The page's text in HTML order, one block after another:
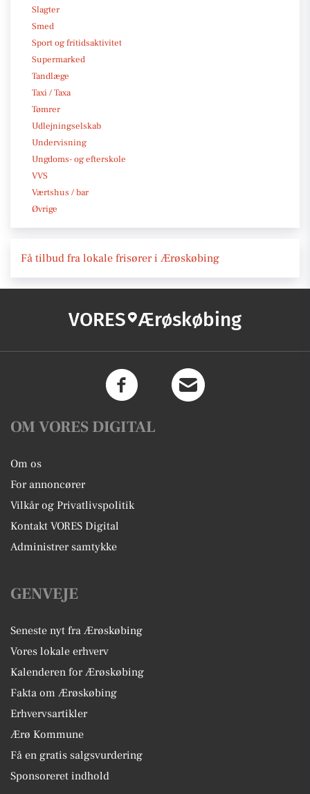
Slagter
Smed
Sport og fritidsaktivitet
Supermarked
Tandlæge
Taxi / Taxa
Tømrer
Udlejningselskab
Undervisning
Ungdoms- og efterskole
VVS
Værtshus / bar
Øvrige
Få tilbud fra lokale frisører i Ærøskøbing
VORES Ærøskøbing
OM VORES DIGITAL
Om os
For annoncører
Vilkår og Privatlivspolitik
Kontakt VORES Digital
Administrer samtykke
GENVEJE
Seneste nyt fra Ærøskøbing
Vores lokale erhverv
Kalenderen for Ærøskøbing
Fakta om Ærøskøbing
Erhvervsartikler
Ærø Kommune
Få en gratis salgsvurdering
Sponsoreret indhold